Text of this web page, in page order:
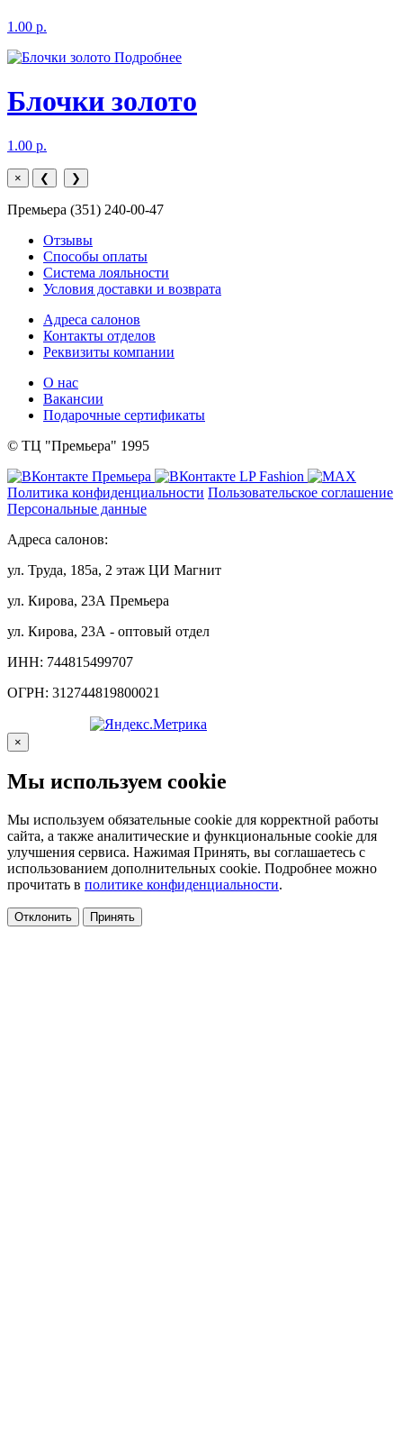
1.00 р.
Подробнее
Блочки золото
1.00 р.
× ❮ ❯
Премьера (351) 240-00-47
Отзывы
Способы оплаты
Система лояльности
Условия доставки и возврата
Адреса салонов
Контакты отделов
Реквизиты компании
О нас
Вакансии
Подарочные сертификаты
© ТЦ "Премьера" 1995
Политика конфиденциальности Пользовательское соглашение
Персональные данные
Адреса салонов:
ул. Труда, 185а, 2 этаж ЦИ Магнит
ул. Кирова, 23А Премьера
ул. Кирова, 23А - оптовый отдел
ИНН: 744815499707
ОГРН: 312744819800021
×
Мы используем cookie
Мы используем обязательные cookie для корректной работы
сайта, а также аналитические и функциональные cookie для
улучшения сервиса. Нажимая Принять, вы соглашаетесь с
использованием дополнительных cookie. Подробнее можно
прочитать в политике конфиденциальности.
Отклонить Принять